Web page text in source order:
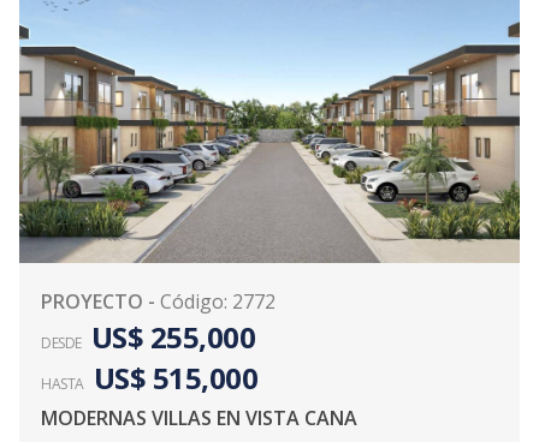
PROYECTO - Código: 2772
DESDE US$ 255,000
HASTA US$ 515,000
MODERNAS VILLAS EN VISTA CANA